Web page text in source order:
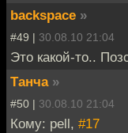
backspace »
#49 | 30.08.10 21:04
Это какой-то..
Танча »
#50 | 30.08.10 21:04
Кому: pell, #17